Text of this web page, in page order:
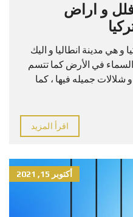
و اراض
هي مدينة انطاليا و اليك
السماء في الأرض كما تتسم
شلالات جميله فيها ، كما
اقرأ المزيد
أكتوبر 15, 2021